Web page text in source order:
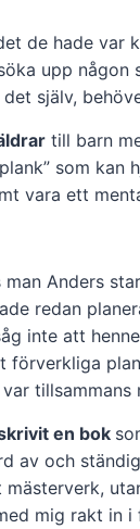
de hade var
upp någon
själv,
till barn
som kan
vara ett
man Anders
redan
inte att
förverkliga
tillsammans
en bok
av och
mig rakt in